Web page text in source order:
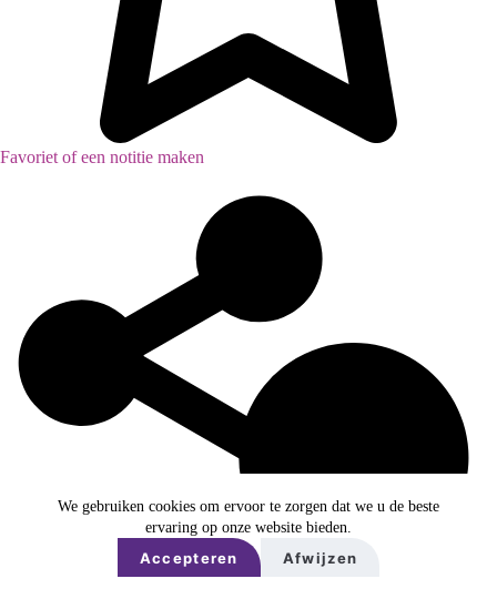
We gebruiken cookies om ervoor te zorgen dat we u de beste
ervaring op onze website bieden.
Accepteren Afwijzen
Favoriet of een notitie maken